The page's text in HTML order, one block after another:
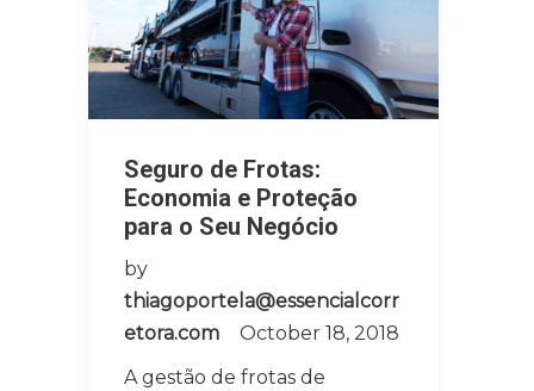
Seguro de Frotas:
Economia e Proteção
para o Seu Negócio
by
thiagoportela@essencialcorr
etora.com
October 18, 2018
A gestão de frotas de